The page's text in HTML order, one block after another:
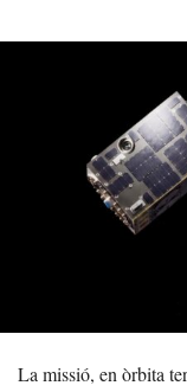
La missió, en òrbita